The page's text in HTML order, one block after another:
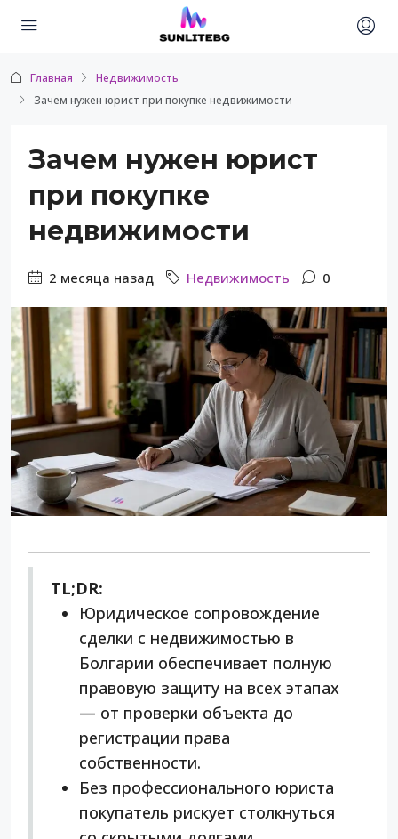
Главная
Недвижимость
Зачем нужен юрист при покупке недвижимости
Зачем нужен юрист
при покупке
недвижимости
2 месяца назад Недвижимость 0
TL;DR:
Юридическое сопровождение
сделки с недвижимостью в
Болгарии обеспечивает полную
правовую защиту на всех этапах
— от проверки объекта до
регистрации права
собственности.
Без профессионального юриста
покупатель рискует столкнуться